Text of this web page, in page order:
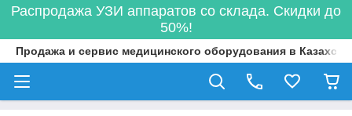
Распродажа УЗИ аппаратов со склада. Скидки до
50%!
Продажа и сервис медицинского оборудования в